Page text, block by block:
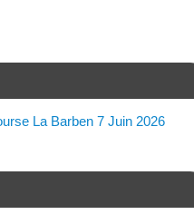
La Barben 7 Juin 2026